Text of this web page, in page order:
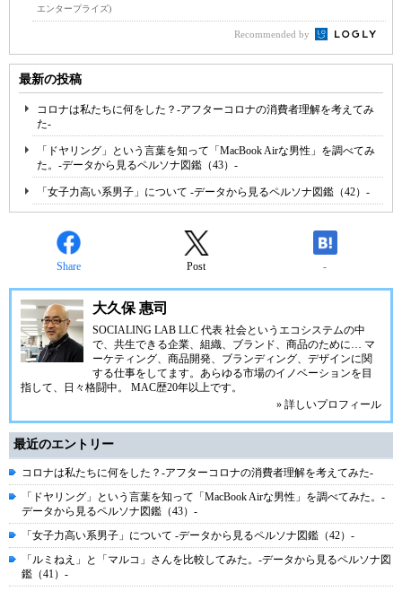
エンタープライズ)
Recommended by
最新の投稿
コロナは私たちに何をした？-アフターコロナの消費者理解を考えてみ
た-
「ドヤリング」という言葉を知って「MacBook Airな男性」を調べてみ
た。-データから見るペルソナ図鑑（43）-
「女子力高い系男子」について -データから見るペルソナ図鑑（42）-
Share Post -
大久保 惠司
SOCIALING LAB LLC 代表 社会というエコシステムの中
で、共生できる企業、組織、ブランド、商品のために… マ
ーケティング、商品開発、ブランディング、デザインに関
する仕事をしてます。あらゆる市場のイノベーションを目
指して、日々格闘中。 MAC歴20年以上です。
» 詳しいプロフィール
最近のエントリー
コロナは私たちに何をした？-アフターコロナの消費者理解を考えてみた-
「ドヤリング」という言葉を知って「MacBook Airな男性」を調べてみた。-
データから見るペルソナ図鑑（43）-
「女子力高い系男子」について -データから見るペルソナ図鑑（42）-
「ルミねえ」と「マルコ」さんを比較してみた。-データから見るペルソナ図
鑑（41）-